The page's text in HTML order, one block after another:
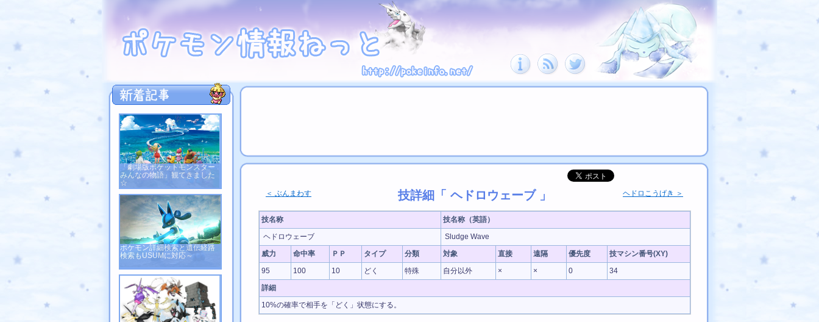
「劇場版ポケットモンスター
みんなの物語」観てきました
☆
ポケモン詳細検索と遺伝経路
検索もUSUMに対応～
＜ ぶんまわす 技詳細「 ヘドロウェーブ 」 ヘドロこうげき ＞
技名称
技名称（英語）
ヘドロウェーブ
Sludge Wave
威力
命中率 ＰＰ タイプ 分類 対象 直接 遠隔 優先度
技マシン番号(XY)
95
100 10 どく 特殊 自分以外 × × 0
34
詳細
10%の確率で相手を「どく」状態にする。